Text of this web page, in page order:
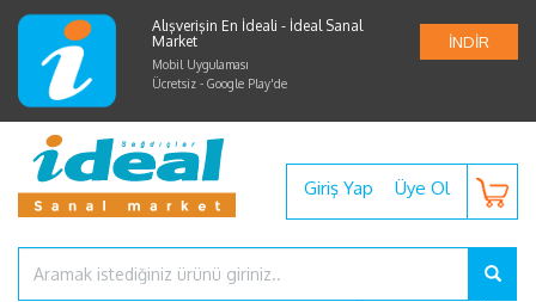
Alışverişin En İdeali - İdeal Sanal
Market
Mobil Uygulaması
Ücretsiz - Google Play'de
İNDİR
Giriş Yap Üye Ol